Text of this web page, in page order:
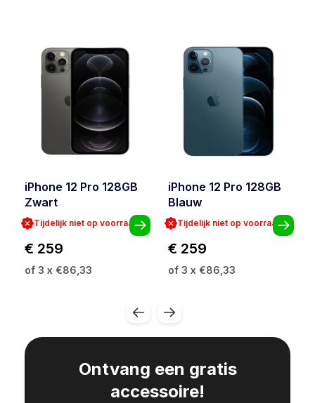
iPhone 12 Pro 128GB
Zwart
Tijdelijk niet op voorraad
€ 259
of 3 x €86,33
iPhone 12 Pro 128GB
Blauw
Tijdelijk niet op voorraad
€ 259
of 3 x €86,33
Ontvang een gratis
accessoire!